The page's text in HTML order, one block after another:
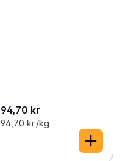
94,70 kr
94,70 kr /kg